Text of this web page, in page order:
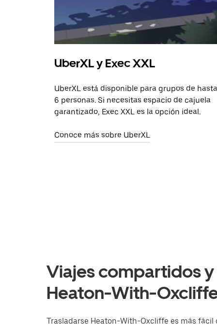
UberXL y Exec XXL
UberXL está disponible para grupos de hasta
6 personas. Si necesitas espacio de cajuela
garantizado, Exec XXL es la opción ideal.
Conoce más sobre UberXL
Viajes compartidos
Heaton-With-
Trasladarse Heaton-With-Oxcliffe es más fácil